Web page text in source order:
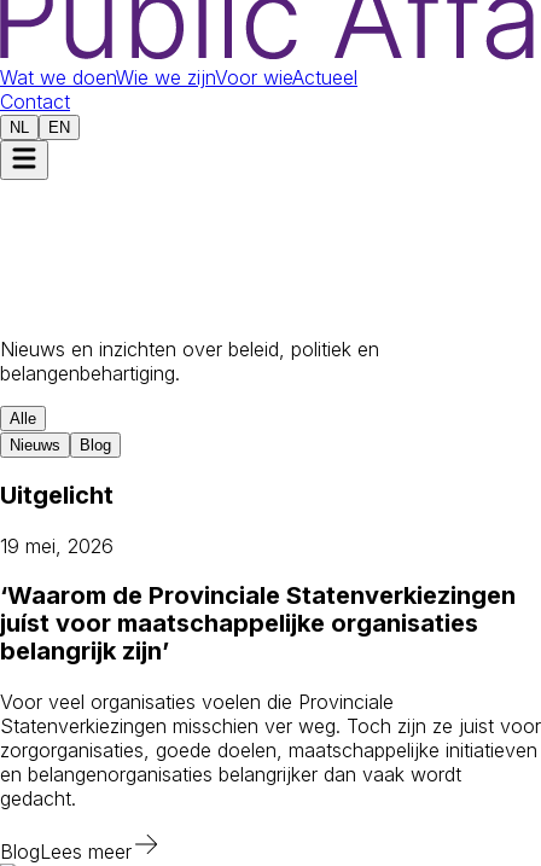
Wat we doenWie we zijnVoor wieActueel
Contact
NL EN
Nieuws en inzichten over beleid, politiek en
belangenbehartiging.
Alle
Nieuws
Blog
Uitgelicht
19 mei, 2026
‘Waarom de Provinciale Statenverkiezingen
juíst voor maatschappelijke organisaties
belangrijk zijn’
Voor veel organisaties voelen die Provinciale
Statenverkiezingen misschien ver weg. Toch zijn ze juist voor
zorgorganisaties, goede doelen, maatschappelijke initiatieven
en belangenorganisaties belangrijker dan vaak wordt
gedacht.
BlogLees meer